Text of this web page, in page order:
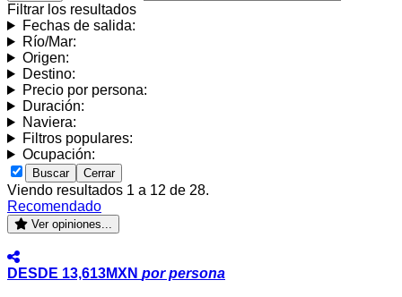
Filtrar los resultados
Fechas de salida:
Río/Mar:
Origen:
Destino:
Precio por persona:
Duración:
Naviera:
Filtros populares:
Ocupación:
Buscar Cerrar
Viendo resultados 1 a 12 de 28.
Recomendado
Ver opiniones...
DESDE 13,613MXN por persona